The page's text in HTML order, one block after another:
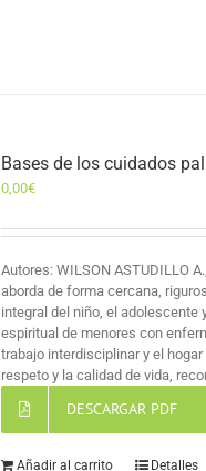
Bases de los cuidados
0,00€
Autores: WILSON ASTUDILLO
aborda de forma cercana,
integral del niño, el
espiritual de menores con
trabajo interdisciplinar y el
respeto y la calidad de vida,
DESCARGAR PDF
Añadir al carrito Detalles